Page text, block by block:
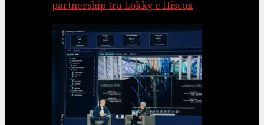
partnership tra Lokky e Hiscox